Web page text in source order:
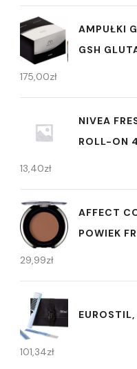
AMPUŁKI
GSH
175,00zł
NIVEA
ROLL-ON
13,40zł
AFFECT
POWIEK
29,99zł
101,34zł